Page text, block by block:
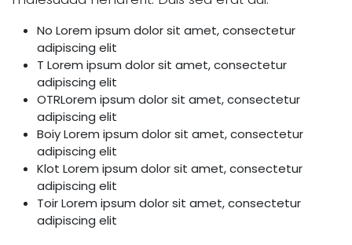
No Lorem ipsum dolor sit amet, consectetur
adipiscing elit
T Lorem ipsum dolor sit amet, consectetur
adipiscing elit
OTRLorem ipsum dolor sit amet, consectetur
adipiscing elit
Boiy Lorem ipsum dolor sit amet, consectetur
adipiscing elit
Klot Lorem ipsum dolor sit amet, consectetur
adipiscing elit
Toir Lorem ipsum dolor sit amet, consectetur
adipiscing elit